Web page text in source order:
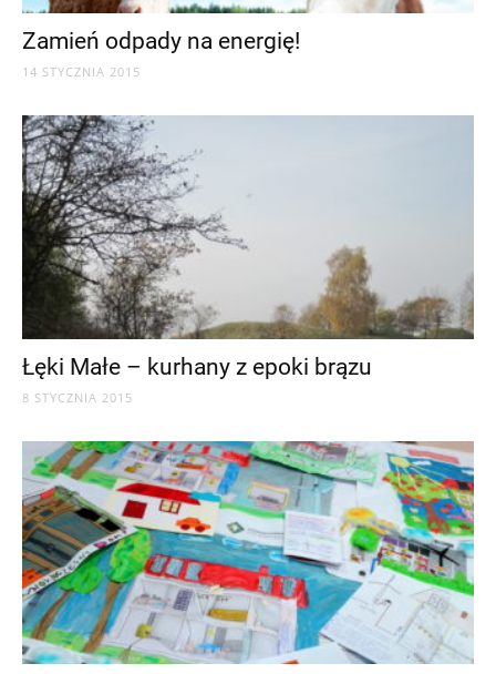
Zamień odpady na energię!
14 STYCZNIA 2015
Łęki Małe – kurhany z epoki brązu
8 STYCZNIA 2015